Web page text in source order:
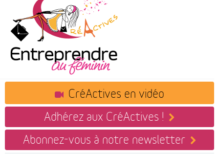
CréActives en vidéo
Adhérez aux CréActives !
Abonnez-vous à notre newsletter